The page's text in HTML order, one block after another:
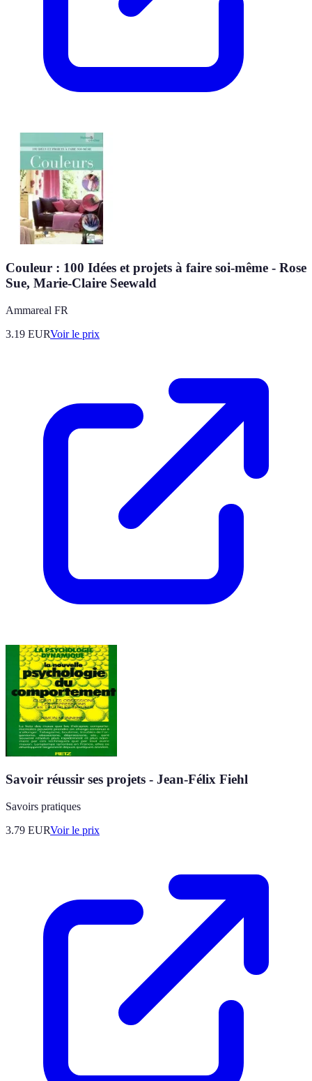
Couleur : 100 Idées et projets à faire soi-même - Rose
Sue, Marie-Claire Seewald
Ammareal FR
3.19 EURVoir le prix
Savoir réussir ses projets - Jean-Félix Fiehl
Savoirs pratiques
3.79 EURVoir le prix